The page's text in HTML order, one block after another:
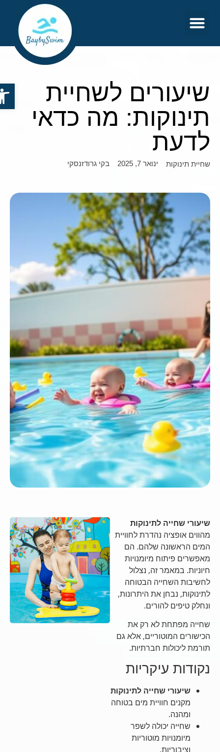
שיעורים לשחיית
תינוקות: מה כדאי
לדעת
שחיית תינוקות ינואר 7, 2025 בקי גרודזנסקי
שיעורי שחייה לתינוקות
מהווים אופציה נהדרת לחוויית
המים הראשונה שלהם. הם
מאפשרים פיתוח מיומנויות
חיוניות. במאמר זה, נצלול
לחשיבות השחייה הבטוחה
לתינוקות, נבחן את היתרונות,
ונחלק טיפים להורים.
שחייה מפתחת לא רק את
הכישורים המוטוריים, אלא גם
תורמת ליכולות חברתיות.
נקודות עיקריות
שיעורי שחייה לתינוקות
מקנים חוויית מים בטוחה
ומהנה.
שחייה יכולה לשפר
מיומנויות מוטוריות
וציבוריות.
פתח